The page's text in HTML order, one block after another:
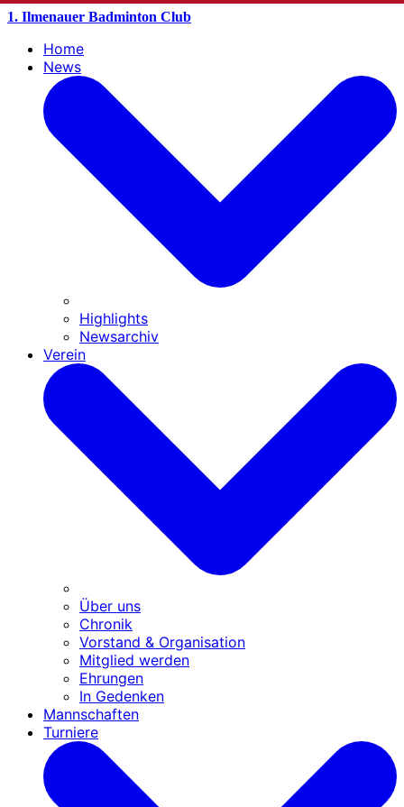
1. Ilmenauer Badminton Club
Home
News
Highlights
Newsarchiv
Verein
Über uns
Chronik
Vorstand & Organisation
Mitglied werden
Ehrungen
In Gedenken
Mannschaften
Turniere